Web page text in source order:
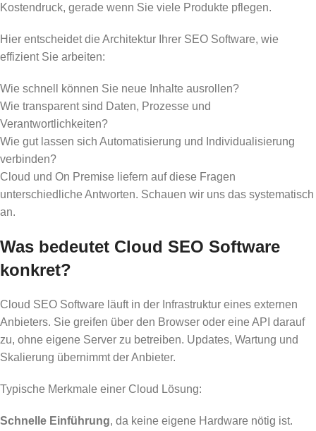
Kostendruck, gerade wenn Sie viele Produkte pflegen.
Hier entscheidet die Architektur Ihrer SEO Software, wie
effizient Sie arbeiten:
Wie schnell können Sie neue Inhalte ausrollen?
Wie transparent sind Daten, Prozesse und
Verantwortlichkeiten?
Wie gut lassen sich Automatisierung und Individualisierung
verbinden?
Cloud und On Premise liefern auf diese Fragen
unterschiedliche Antworten. Schauen wir uns das systematisch
an.
Was bedeutet Cloud SEO Software
konkret?
Cloud SEO Software läuft in der Infrastruktur eines externen
Anbieters. Sie greifen über den Browser oder eine API darauf
zu, ohne eigene Server zu betreiben. Updates, Wartung und
Skalierung übernimmt der Anbieter.
Typische Merkmale einer Cloud Lösung:
Schnelle Einführung, da keine eigene Hardware nötig ist.